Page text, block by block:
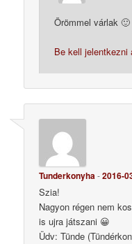
Örömmel várlak 🙂
Be kell jelentkezni
Tunderkonyha-2016-
Szia!
Nagyon régen nem
is ujra játszani 😀
Üdv: Tünde